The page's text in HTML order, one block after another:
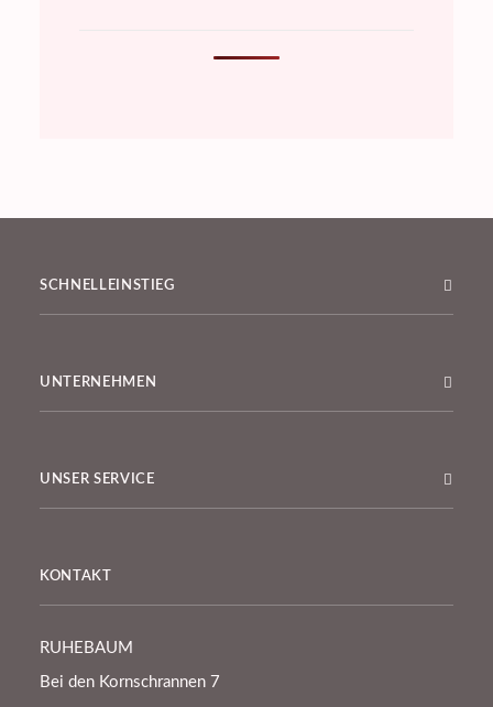
SCHNELLEINSTIEG
UNTERNEHMEN
UNSER SERVICE
KONTAKT
RUHEBAUM
Bei den Kornschrannen 7